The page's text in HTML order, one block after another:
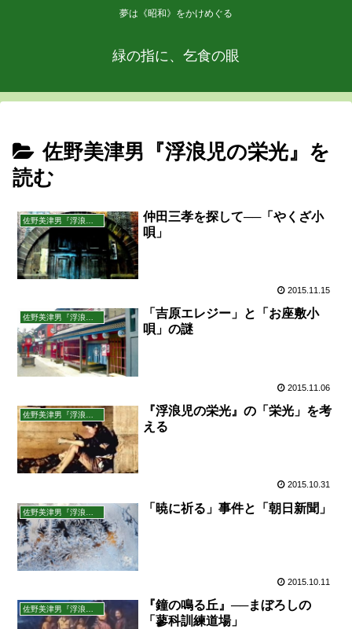
夢は《昭和》をかけめぐる
緑の指に、乞食の眼
佐野美津男『浮浪児の栄光』を
読む
仲田三孝を探して──「やくざ小
唄」
2015.11.15
佐野美津男『浮浪児の栄光』を読む
「吉原エレジー」と「お座敷小
唄」の謎
2015.11.06
『浮浪児の栄光』の「栄光」を考
える
2015.10.31
「暁に祈る」事件と「朝日新聞」
2015.10.11
佐野美津男『浮浪児の栄光』を読む
『鐘の鳴る丘』──まぼろしの
「蓼科訓練道場」